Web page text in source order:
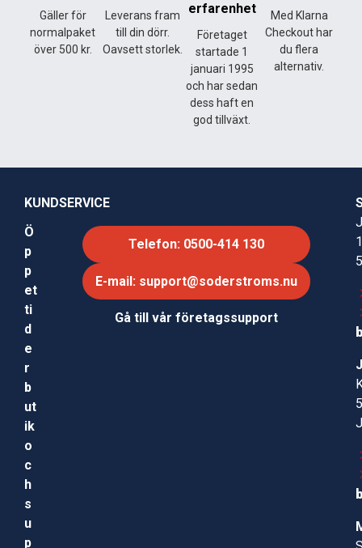
Gäller för
normalpaket
över 500 kr.
Leverans fram
till din dörr.
Oavsett storlek.
erfarenhet
Företaget
startade 1
januari 1995
och har sedan
dess haft en
god tillväxt.
Med Klarna
Checkout har
du flera
alternativ.
KUNDSERVICE
Ö
p
p
et
ti
d
e
r
b
ut
ik
o
c
h
s
u
p
Telefon: 0500-414 130
E-mail: support@soderstroms.nu
Gå till vår företagssupport